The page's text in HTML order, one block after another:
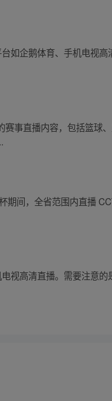
如企鹅体育、手机电视
事直播内容，包括篮球
间，全省范围内直播
视高清直播。需要注意